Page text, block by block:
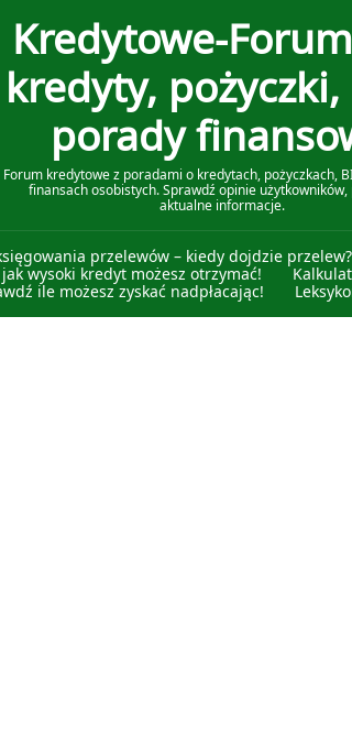
Kredytowe-
kredyty, pożyczki,
porady
Forum kredytowe z poradami o kredytach, pożyczkach,
finansach osobistych. Sprawdź opinie
aktualne informacje.
przelewów – kiedy dojdzie przelew?
wysoki kredyt możesz otrzymać!
ile możesz zyskać nadpłacając!